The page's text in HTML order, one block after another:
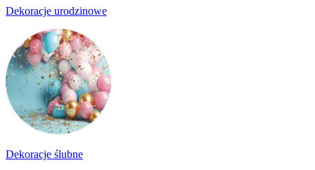
Dekoracje urodzinowe
Dekoracje ślubne